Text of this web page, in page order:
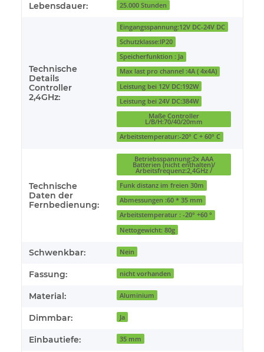
Lebensdauer: 25.000 Stunden
Technische
Details
Controller
2,4GHz:
Eingangsspannung:12V DC-24V DC
Schutzklasse:IP20
Speicherfunktion : Ja
Max last pro channel :4A ( 4x4A)
Leistung bei 12V DC:192W
Leistung bei 24V DC:384W
Maße Controller
L/B/H:70/40/20mm
Arbeitstemperatur:-20° C + 60° C
Technische
Daten der
Fernbedienung:
Betriebsspannung:2x AAA
Batterien (nicht enthalten)/
Arbeitsfrequenz:2,4GHz /
Funk distanz im freien 30m
Abmessungen :60 * 35 mm
Arbeitstemperatur : -20° +60 °
Nettogewicht: 80g
Schwenkbar: Nein
Fassung: nicht vorhanden
Material: Aluminium
Dimmbar: Ja
Einbautiefe: 35 mm